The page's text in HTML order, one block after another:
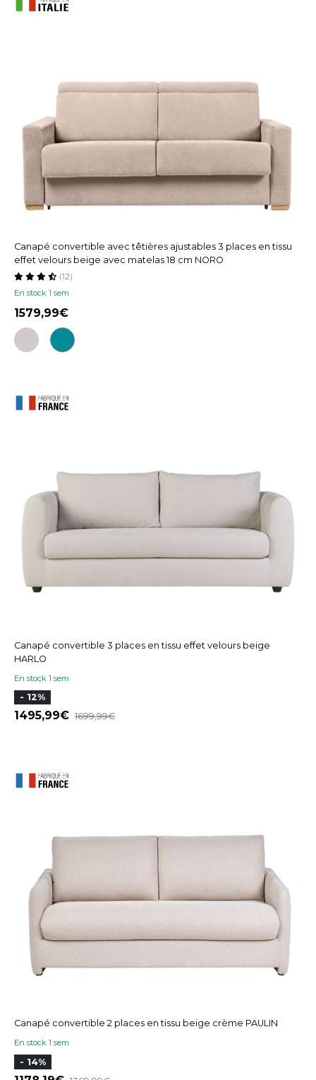
Canapé convertible avec têtières ajustables 3 places en tissu
effet velours beige avec matelas 18 cm NORO
En stock 1 sem
(12)
1579,99
Canapé convertible 3 places en tissu effet velours beige
HARLO
En stock 1 sem
- 12%
1495,99 1699,99
Canapé convertible 2 places en tissu beige crème PAULIN
En stock 1 sem
- 14%